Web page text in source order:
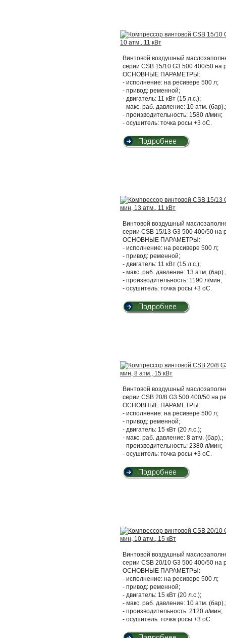
Винтовой воздушный
серии CSB 15/10 G3 500 400/50
ОСНОВНЫЕ ПАРАМЕТРЫ:
- исполнение: на ресивере 500 л;
- привод: ременной;
- двигатель: 11 кВт (15 л.с.);
- макс. раб. давление: 10 атм. (бар).;
- производительность: 1580 л/мин;
- осушитель: точка росы +3 оС.
Винтовой воздушный
серии CSB 15/13 G3 500 400/50
ОСНОВНЫЕ ПАРАМЕТРЫ:
- исполнение: на ресивере 500 л;
- привод: ременной;
- двигатель: 11 кВт (15 л.с.);
- макс. раб. давление: 13 атм. (бар).;
- производительность: 1190 л/мин;
- осушитель: точка росы +3 оС.
Винтовой воздушный
серии CSB 20/8 G3 500 400/50 на
ОСНОВНЫЕ ПАРАМЕТРЫ:
- исполнение: на ресивере 500 л;
- привод: ременной;
- двигатель: 15 кВт (20 л.с.);
- макс. раб. давление: 8 атм. (бар).;
- производительность: 2380 л/мин;
- осушитель: точка росы +3 оС.
Винтовой воздушный
серии CSB 20/10 G3 500 400/50
ОСНОВНЫЕ ПАРАМЕТРЫ:
- исполнение: на ресивере 500 л;
- привод: ременной;
- двигатель: 15 кВт (20 л.с.);
- макс. раб. давление: 10 атм. (бар).;
- производительность: 2120 л/мин;
- осушитель: точка росы +3 оС.